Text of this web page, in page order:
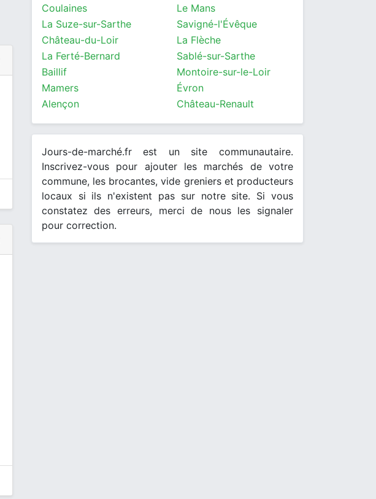
Coulaines
Le Mans
La Suze-sur-Sarthe
Savigné-l'Évêque
Château-du-Loir
La Flèche
La Ferté-Bernard
Sablé-sur-Sarthe
Baillif
Montoire-sur-le-Loir
Mamers
Évron
Alençon
Château-Renault
Jours-de-marché.fr est un site communautaire.
Inscrivez-vous pour ajouter les marchés de votre
commune, les brocantes, vide greniers et producteurs
locaux si ils n'existent pas sur notre site. Si vous
constatez des erreurs, merci de nous les signaler
pour correction.